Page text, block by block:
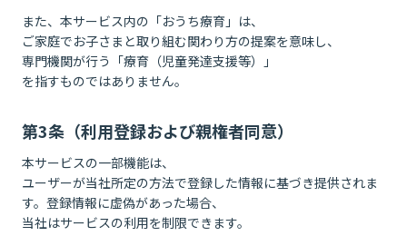
また、本サービス内の「おうち療育」は、
ご家庭でお子さまと取り組む関わり方の提案を意味し、
専門機関が行う「療育（児童発達支援等）」
を指すものではありません。
第3条（利用登録および親権者同意）
本サービスの一部機能は、
ユーザーが当社所定の方法で登録した情報に基づき提供されま
す。登録情報に虚偽があった場合、
当社はサービスの利用を制限できます。